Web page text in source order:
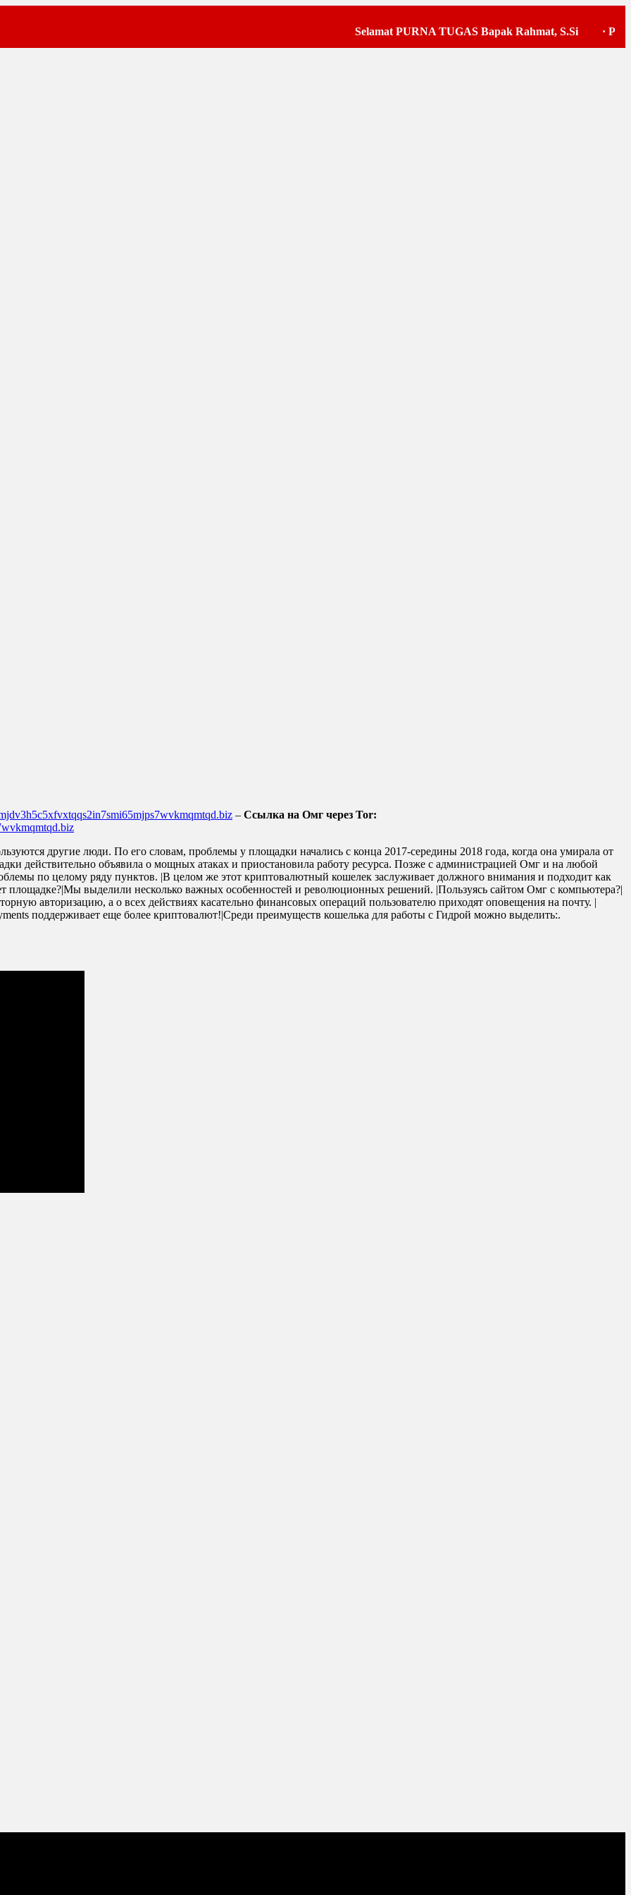
Selamat PURNA TUGAS Bapak Rahmat, S.Si
·
– Ссылка на Омг через Tor:
другие люди. По его словам, проблемы у площадки начались с конца 2017-середины 2018 года, когда она умирала от
действительно объявила о мощных атаках и приостановила работу ресурса. Позже с администрацией Омг и на любой
по целому ряду пунктов. |В целом же этот криптовалютный кошелек заслуживает должного внимания и подходит как
площадке?|Мы выделили несколько важных особенностей и революционных решений. |Пользуясь сайтом Омг с компьютера?|
авторизацию, а о всех действиях касательно финансовых операций пользователю приходят оповещения на почту. |
поддерживает еще более криптовалют!|Среди преимуществ кошелька для работы с Гидрой можно выделить:.